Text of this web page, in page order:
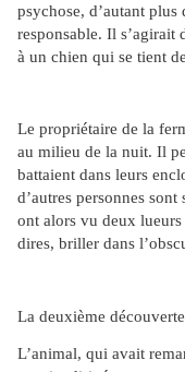
psychose, d’autant
responsable. Il s’agirait
à un chien qui se tient
Le propriétaire de la
au milieu de la nuit. Il
battaient dans leurs
d’autres personnes
ont alors vu deux
dires, briller dans
La deuxième
L’animal, qui avait